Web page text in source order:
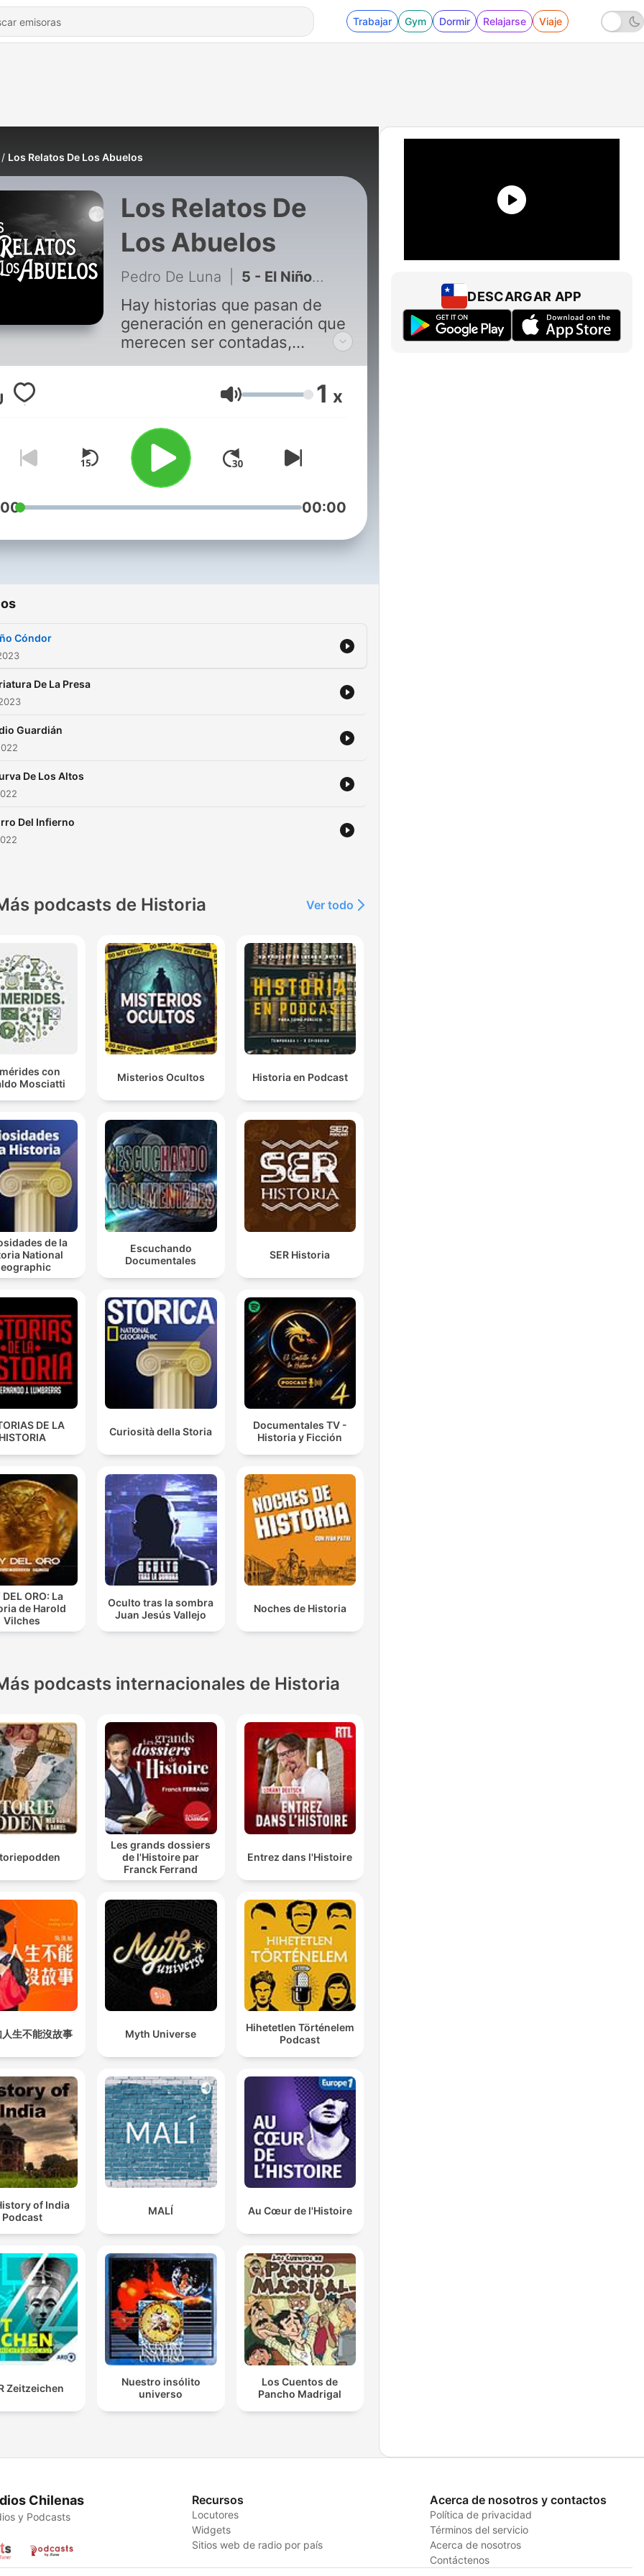
Trabajar Gym Dormir Relajarse Viaje
Los Relatos De Los Abuelos
Los Relatos De
Los Abuelos
Pedro De Luna 5 - El Niño Cóndor
Hay historias que pasan de
generación en generación que
merecen ser contadas,
mundo de enigmasVolumen 1 x
00:00
Cóndor
De La Presa
Guardián
De Los Altos
Del Infierno
podcasts de Historia Ver todo
con
Mosciatti
Misterios Ocultos Historia en Podcast
de la
National
Escuchando
Documentales
SER Historia
DE LA
Curiosità della Storia
Documentales TV -
Historia y Ficción
DEL ORO: La
de Harold
Vilches
Oculto tras la sombra
Juan Jesús Vallejo
Noches de Historia
podcasts internacionales de Historia
Les grands dossiers
de l'Histoire par
Franck Ferrand
Entrez dans l'Histoire
生不能沒故事 Myth Universe
Hihetetlen Történelem
Podcast
of India
Podcast
MALÍ Au Cœur de l'Histoire
Zeitzeichen
Nuestro insólito
universo
Los Cuentos de
Pancho Madrigal
DESCARGAR APP
Chilenas
y Podcasts
Recursos
Locutores
Widgets
Sitios web de radio por país
Acerca de nosotros y contactos
Política de privacidad
Términos del servicio
Acerca de nosotros
Contáctenos